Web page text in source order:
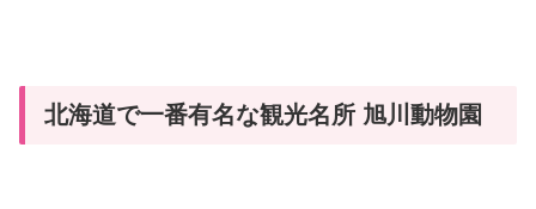
北海道で一番有名な観光名所 旭川動物園